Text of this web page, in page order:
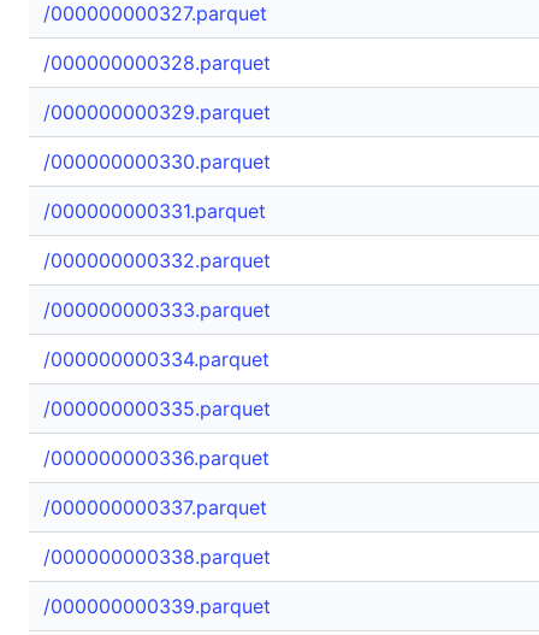
/000000000327.parquet
/000000000328.parquet
/000000000329.parquet
/000000000330.parquet
/000000000331.parquet
/000000000332.parquet
/000000000333.parquet
/000000000334.parquet
/000000000335.parquet
/000000000336.parquet
/000000000337.parquet
/000000000338.parquet
/000000000339.parquet